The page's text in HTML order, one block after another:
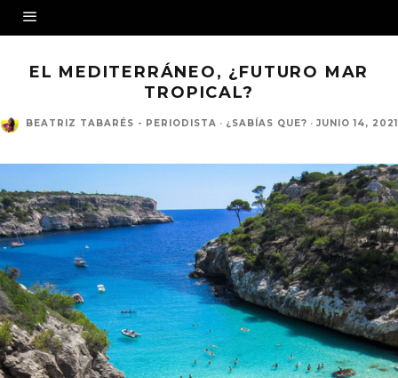
EL MEDITERRÁNEO, ¿FUTURO MAR
TROPICAL?
BEATRIZ TABARÉS - PERIODISTA · ¿SABÍAS QUE? · JUNIO 14, 2021